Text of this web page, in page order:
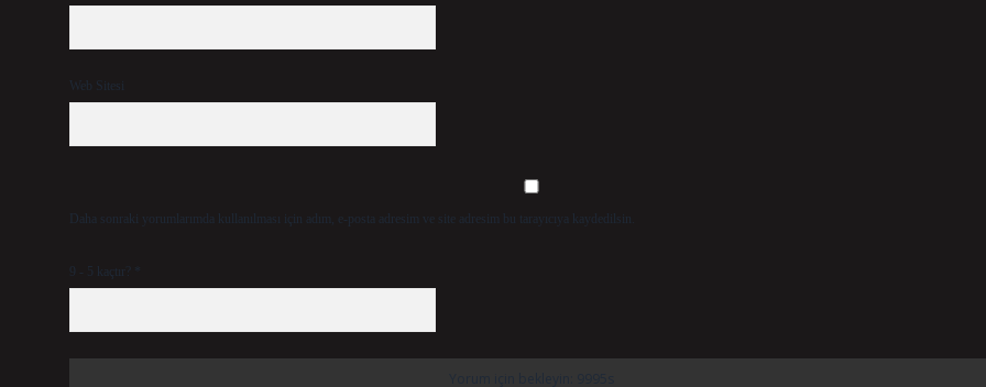
Web Sitesi
Daha sonraki yorumlarımda kullanılması için adım, e-posta adresim ve site adresim bu tarayıcıya kaydedilsin.
9 - 5 kaçtır? *